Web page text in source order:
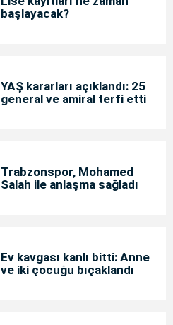
başlayacak?
YAŞ kararları açıklandı: 25
general ve amiral terfi etti
Trabzonspor, Mohamed
Salah ile anlaşma sağladı
Ev kavgası kanlı bitti: Anne
ve iki çocuğu bıçaklandı